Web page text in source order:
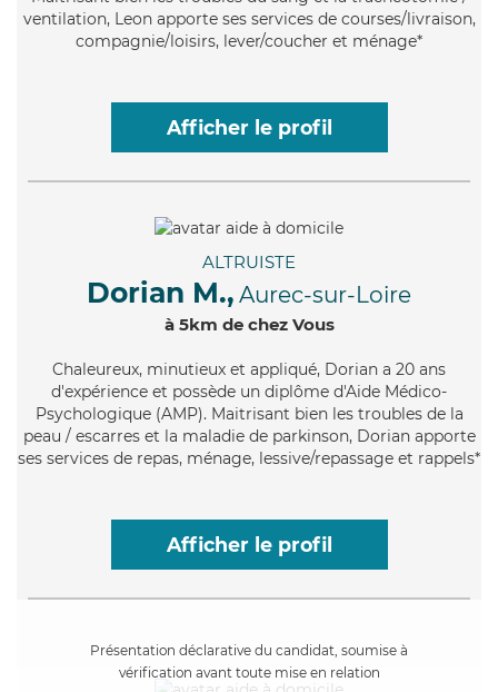
ventilation, Leon apporte ses services de courses/livraison,
compagnie/loisirs, lever/coucher et ménage*
Afficher le profil
ALTRUISTE
Dorian M., Aurec-sur-Loire
à 5km de chez Vous
Chaleureux, minutieux et appliqué, Dorian a 20 ans
d'expérience et possède un diplôme d'Aide Médico-
Psychologique (AMP). Maitrisant bien les troubles de la
peau / escarres et la maladie de parkinson, Dorian apporte
ses services de repas, ménage, lessive/repassage et rappels*
Afficher le profil
Présentation déclarative du candidat, soumise à
vérification avant toute mise en relation